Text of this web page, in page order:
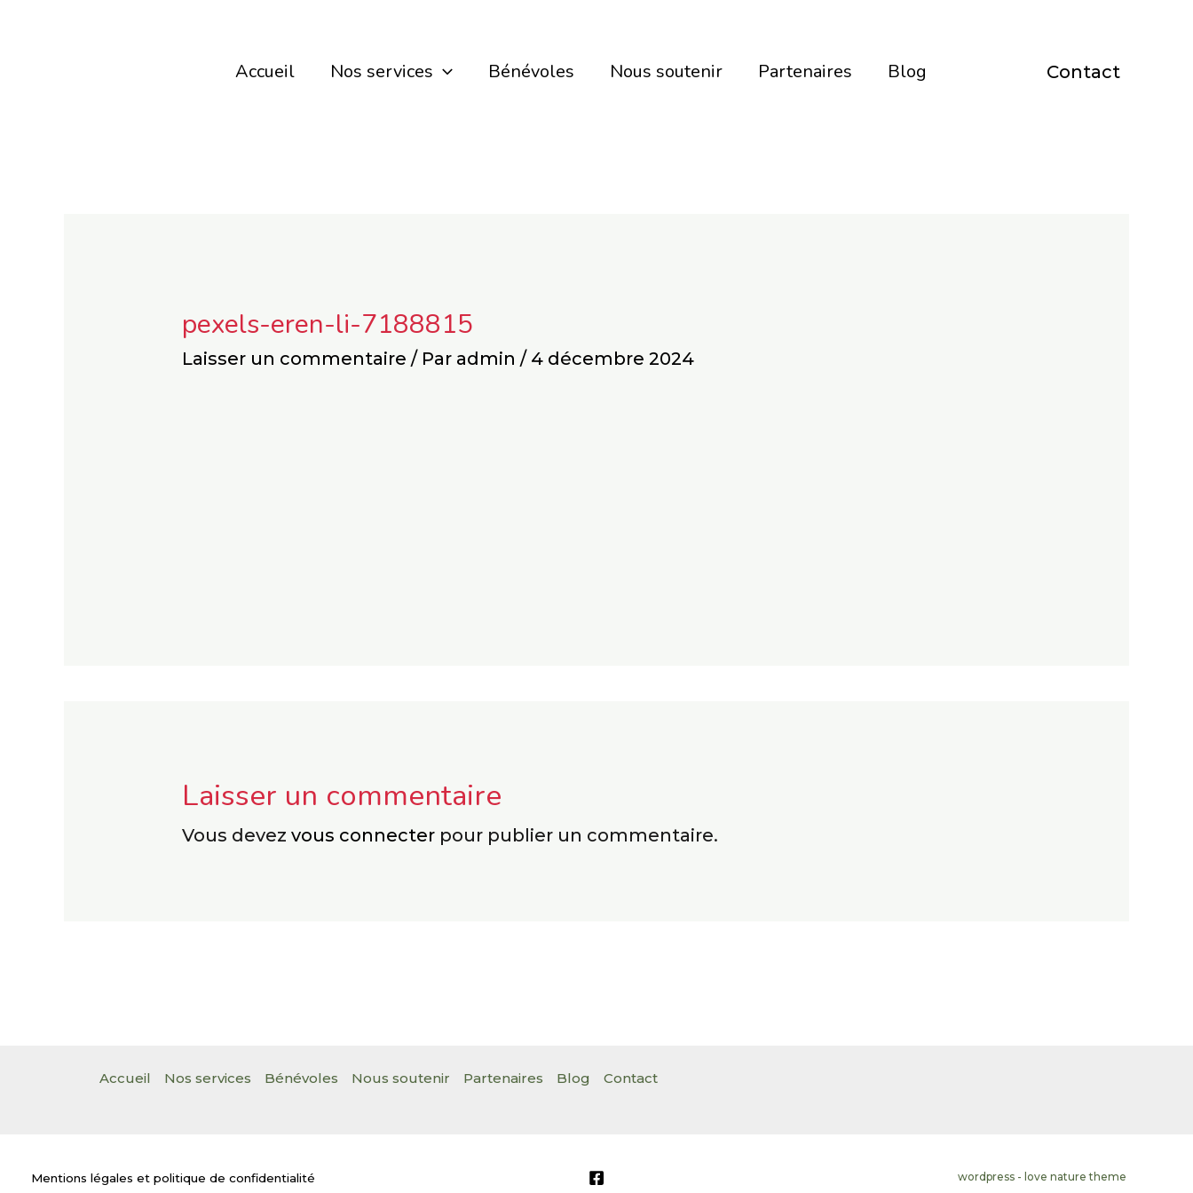
Accueil Nos services Bénévoles Nous soutenir Partenaires Blog Contact
pexels-eren-li-7188815
Laisser un commentaire / Par admin/ 4 décembre 2024
Laisser un commentaire
Vous devezvous connecter pour publier un commentaire.
Accueil Nos services Bénévoles Nous soutenir Partenaires Blog Contact
Mentions légales et politique de confidentialité wordpress - love nature theme